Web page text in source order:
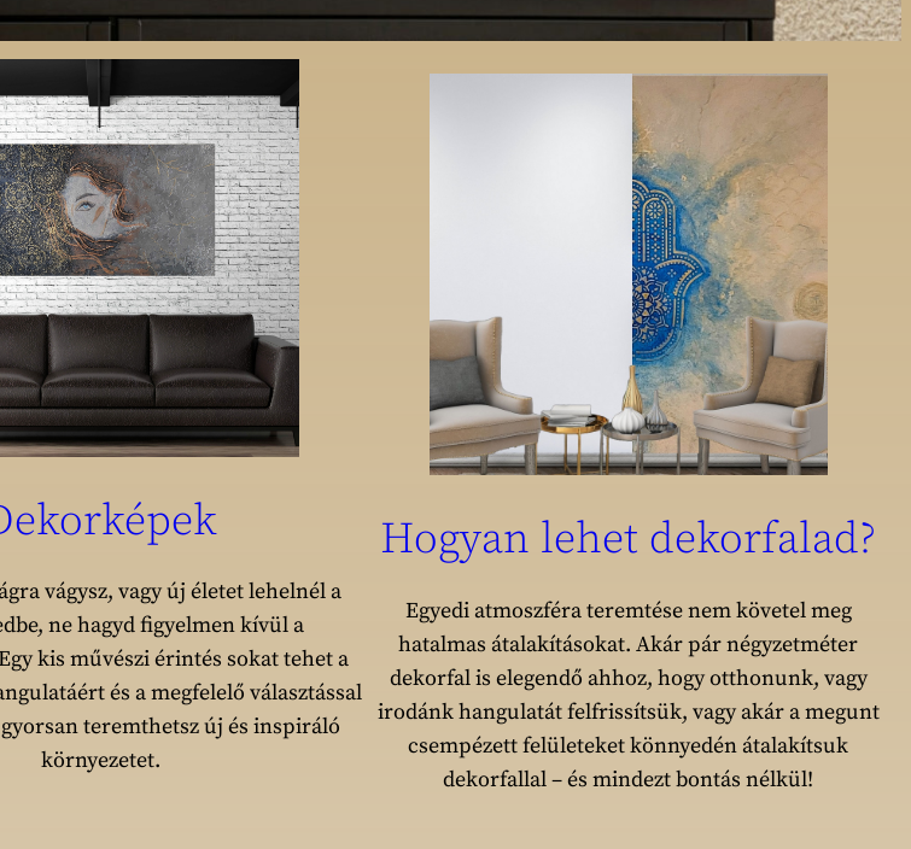
vágysz, vagy új életet lehelnél a
ne hagyd figyelmen kívül a
kis művészi érintés sokat tehet a
és a megfelelő választással
teremthetsz új és inspiráló
környezetet.
Hogyan lehet dekorfalad?
Egyedi atmoszféra teremtése nem követel meg
hatalmas átalakításokat. Akár pár négyzetméter
dekorfal is elegendő ahhoz, hogy otthonunk, vagy
irodánk hangulatát felfrissítsük, vagy akár a megunt
csempézett felületeket könnyedén átalakítsuk
dekorfallal – és mindezt bontás nélkül!